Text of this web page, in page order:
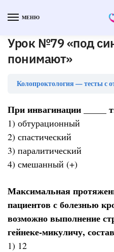
МЕНЮ
Урок №79 «под
понимают»
Колопроктология — тесты с
При инвагинации _____
1) обтурационный
2) спастический
3) паралитический
4) смешанный (+)
Максимальная
пациентов с болезнью
возможно выполнение
гейнеке-микуличу,
1) 12